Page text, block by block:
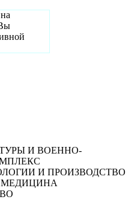
И ВОЕННО-
И ПРОИЗВОДСТВО
МЕДИЦИНА